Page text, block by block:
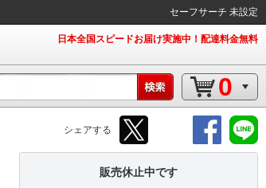
セーフサーチ 未設定
日本全国スピードお届け実施中！配達料金無料
0
シェアする
販売休止中です